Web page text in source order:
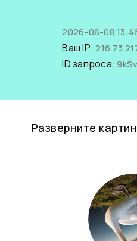
2026-08-08
Ваш IP:
ID запроса:
Разверните